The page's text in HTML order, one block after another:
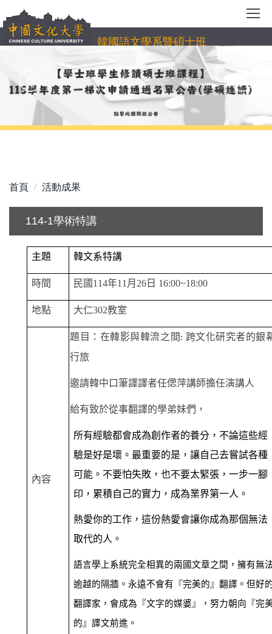
到
主
容
區
韓國語文學系暨碩士班
首頁 活動成果
114-1學術特講
主題 韓文系特講
時間 民國 114年11 月 26 日 16:00~18:00
地點 大仁302教室
內容
題目：在韓影與韓流之間: 跨文化研究者的銀
行旅
邀請韓中口筆譯譯者任偲萍講師擔任演講人
給有致於從事翻譯的學弟妹們，
所有經驗都會成為創作者的養分，不論這些經
驗是好是壞。最重要的是，讓自己去嘗試各種
可能。不要怕失敗，也不要太緊張，一步一腳
印，累積自己的實力，成為業界第一人。
熱愛你的工作，這份熱愛會讓你成為那個無法
取代的人。
語言學上系統完全相異的兩國文章之間，擁有無
逾越的隔牆。永遠不會有『完美的』翻譯。但好
翻譯家，會成為『文字的媒婆』，努力朝向『完
的』譯文前進。